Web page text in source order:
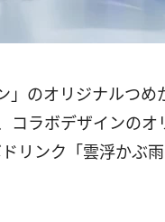
」のオリジナルつ
コラボデザインの
リンク「雲浮かぶ